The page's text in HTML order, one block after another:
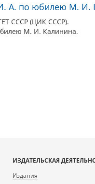
А. по юбилею М. И.
СССР (ЦИК СССР).
М. И. Калинина.
ИЗДАТЕЛЬСКАЯ
Издания